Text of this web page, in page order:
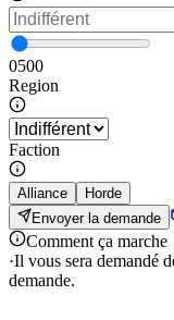
0500
Region
Faction
Alliance
Horde
Envoyer la demande
Comment ça marche
·Il vous sera demandé
demande.